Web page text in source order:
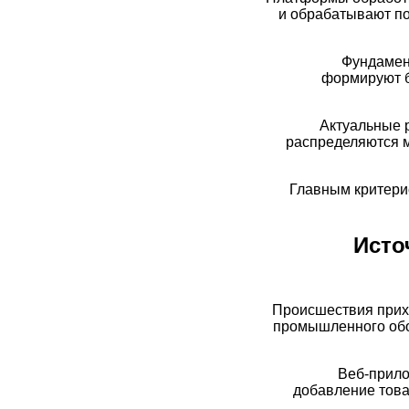
и обрабатывают
формируют
Актуальные
распределяются
Главным
Происшествия
промышленного
Веб-
добавление